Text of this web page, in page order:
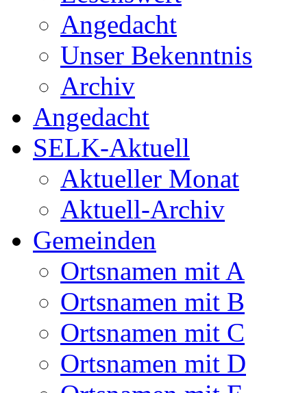
Angedacht
Unser Bekenntnis
Archiv
Angedacht
SELK-Aktuell
Aktueller Monat
Aktuell-Archiv
Gemeinden
Ortsnamen mit A
Ortsnamen mit B
Ortsnamen mit C
Ortsnamen mit D